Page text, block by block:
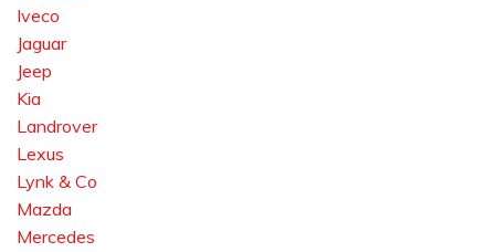
Iveco
Jaguar
Jeep
Kia
Landrover
Lexus
Lynk & Co
Mazda
Mercedes